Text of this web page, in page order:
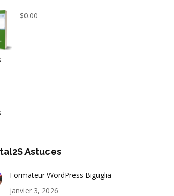
$0.00
Astuces
Formateur WordPress Biguglia
janvier 3, 2026